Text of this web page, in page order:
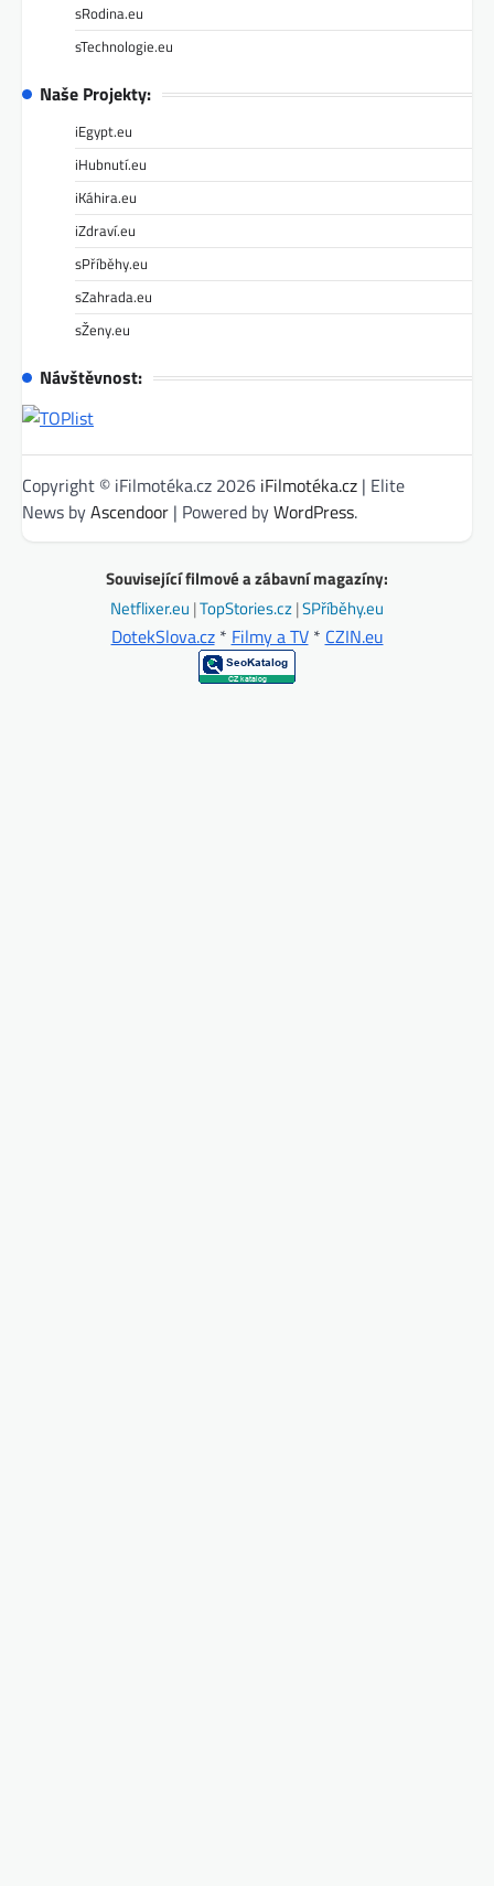
sRodina.eu
sTechnologie.eu
Naše Projekty:
iEgypt.eu
iHubnutí.eu
iKáhira.eu
iZdraví.eu
sPříběhy.eu
sZahrada.eu
sŽeny.eu
Návštěvnost:
Copyright © iFilmotéka.cz 2026 iFilmotéka.cz | Elite
News byAscendoor | Powered byWordPress.
Související filmové a zábavní magazíny:
Netflixer.eu |TopStories.cz|SPříběhy.eu
DotekSlova.cz* Filmy a TV* CZIN.eu